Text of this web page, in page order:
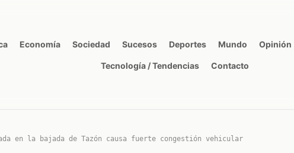
Economía Sociedad Sucesos Deportes Mundo Opinión
Tecnología / Tendencias Contacto
en la bajada de Tazón causa fuerte congestión vehicular